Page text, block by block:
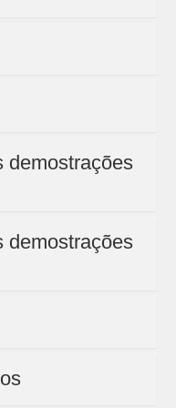
demostrações
demostrações